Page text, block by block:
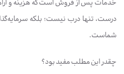
خدمات پس از فروش است که هزینه و
درست، تنها درب نیست؛ بلکه
شماست.
چقدر این مطلب مفید بود؟